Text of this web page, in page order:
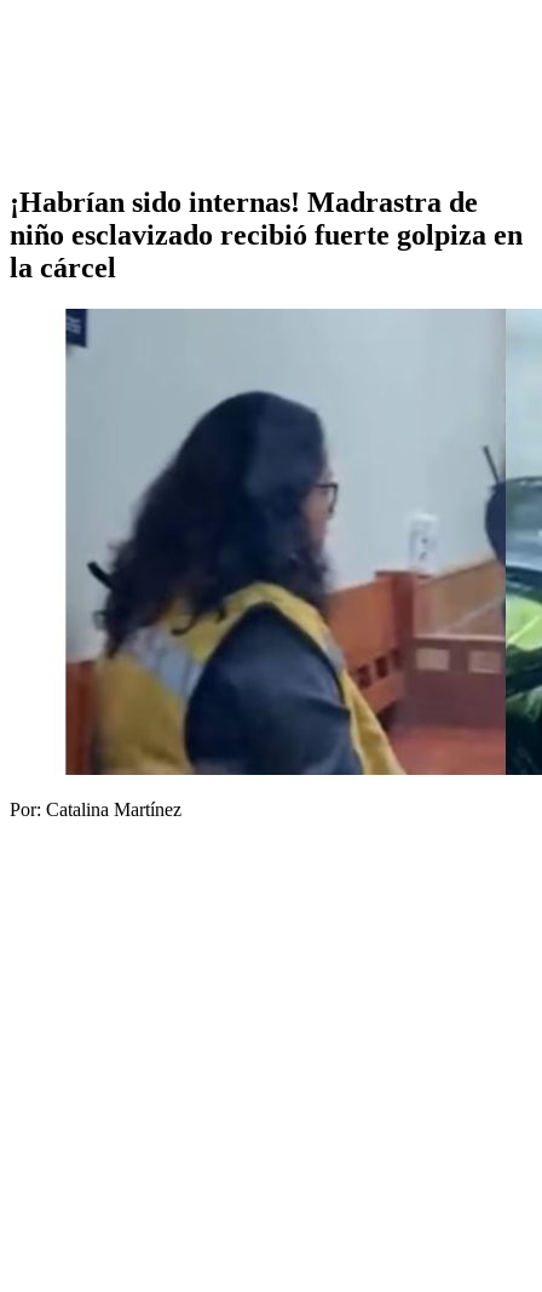
¡Habrían sido internas! Madrastra de
niño esclavizado recibió fuerte golpiza en
la cárcel
Por: Catalina Martínez